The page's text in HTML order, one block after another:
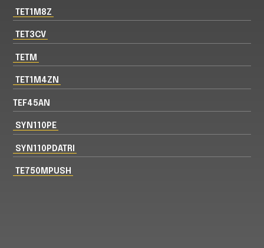
TET1M8Z
TET3CV
TETM
TET1M4ZN
TEF45AN
SYN110PE
SYN110PDATRI
TE750MPUSH